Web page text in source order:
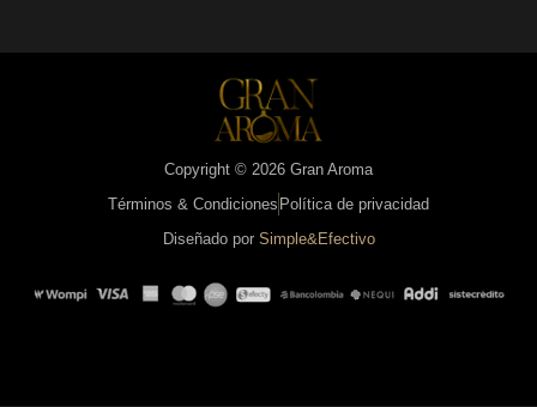
Copyright © 2026 Gran Aroma
Términos & Condiciones Política de privacidad
Diseñado por Simple&Efectivo